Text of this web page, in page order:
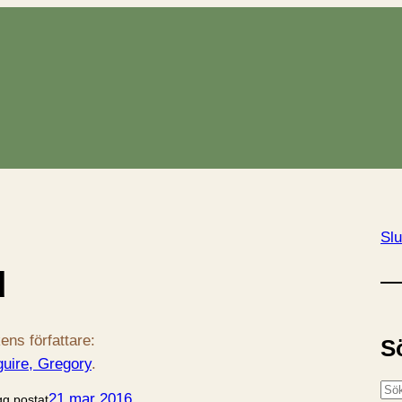
författare:
Gregory.
postat21 mar 2016
S